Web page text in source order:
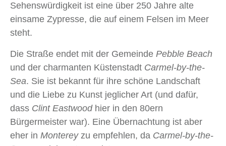
Sehenswürdigkeit ist eine über 250 Jahre alte
einsame Zypresse, die auf einem Felsen im Meer
steht.
Die Straße endet mit der Gemeinde Pebble Beach
und der charmanten Küstenstadt Carmel-by-the-
Sea. Sie ist bekannt für ihre schöne Landschaft
und die Liebe zu Kunst jeglicher Art (und dafür,
dass Clint Eastwoodhier in den 80ern
Bürgermeister war). Eine Übernachtung ist aber
eher in Montereyzu empfehlen, da Carmel-by-the-